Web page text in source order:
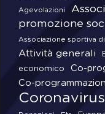
Agevolazioni
promozione
Associazione sportiva
Attività generali
economico
Co-
Co-
Coronavirus